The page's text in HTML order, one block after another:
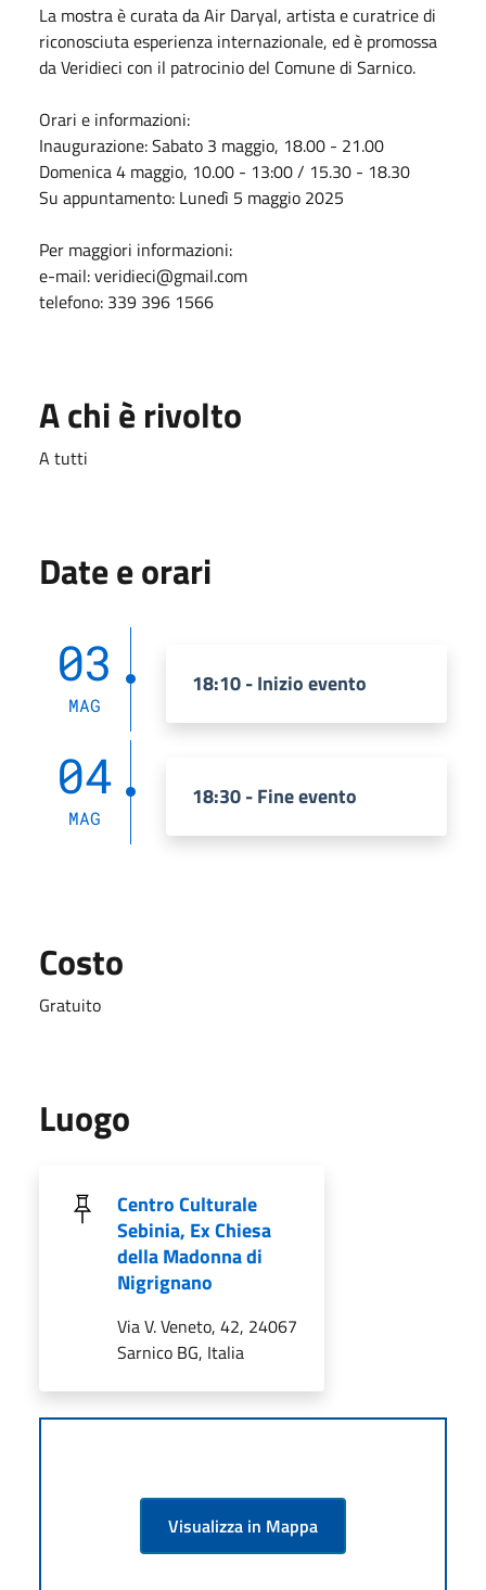
La mostra è curata da Air Daryal, artista e curatrice di
riconosciuta esperienza internazionale, ed è promossa
da Veridieci con il patrocinio del Comune di Sarnico.
Orari e informazioni:
Inaugurazione: Sabato 3 maggio, 18.00 - 21.00
Domenica 4 maggio, 10.00 - 13:00 / 15.30 - 18.30
Su appuntamento: Lunedì 5 maggio 2025
Per maggiori informazioni:
e-mail: veridieci@gmail.com
telefono: 339 396 1566
A chi è rivolto
A tutti
Date e orari
03
MAG
18:10 - Inizio evento
04
MAG
18:30 - Fine evento
Costo
Gratuito
Luogo
Centro Culturale
Sebinia, Ex Chiesa
della Madonna di
Nigrignano
Via V. Veneto, 42, 24067
Sarnico BG, Italia
Visualizza in Mappa